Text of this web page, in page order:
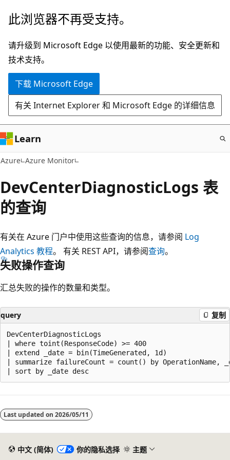
跳
主
要
内
此浏览器不再受支持。
请升级到 Microsoft Edge 以使用最新的功能、安全更新和
技术支持。
下载 Microsoft Edge
有关 Internet Explorer 和 Microsoft Edge 的详细信息
Learn
Azure Azure Monitor
DevCenterDiagnosticLogs 表
的查询
有关在 Azure 门户中使用这些查询的信息，请参阅 Log
Analytics 教程。 有关 REST API，请参阅查询。
失败操作查询
汇总失败的操作的数量和类型。
query 复制
DevCenterDiagnosticLogs
| where toint(ResponseCode) >= 400
| extend _date = bin(TimeGenerated, 1d)
| summarize failureCount = count() by OperationName,
模
式
Last updated on 2026/05/11
中文 (简体) 你的隐私选择 主题